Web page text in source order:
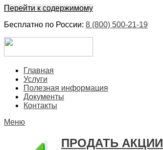
Перейти к содержимому
Бесплатно по России: 8 (800) 500-21-19
Главная
Услуги
Полезная информация
Документы
Контакты
Меню
ПРОДАТЬ АКЦИИ